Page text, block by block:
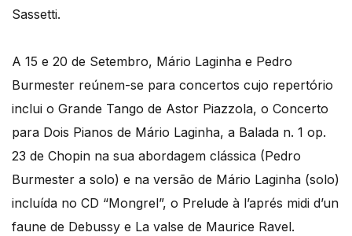
Sassetti.
A 15 e 20 de Setembro, Mário Laginha e Pedro
Burmester reúnem-se para concertos cujo repertório
inclui o Grande Tango de Astor Piazzola, o Concerto
para Dois Pianos de Mário Laginha, a Balada n. 1 op.
23 de Chopin na sua abordagem clássica (Pedro
Burmester a solo) e na versão de Mário Laginha (solo)
incluída no CD “Mongrel”, o Prelude à l’aprés midi d’un
faune de Debussy e La valse de Maurice Ravel.